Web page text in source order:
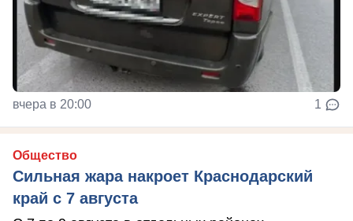
вчера в 20:00 1
Общество
Сильная жара накроет Краснодарский
край с 7 августа